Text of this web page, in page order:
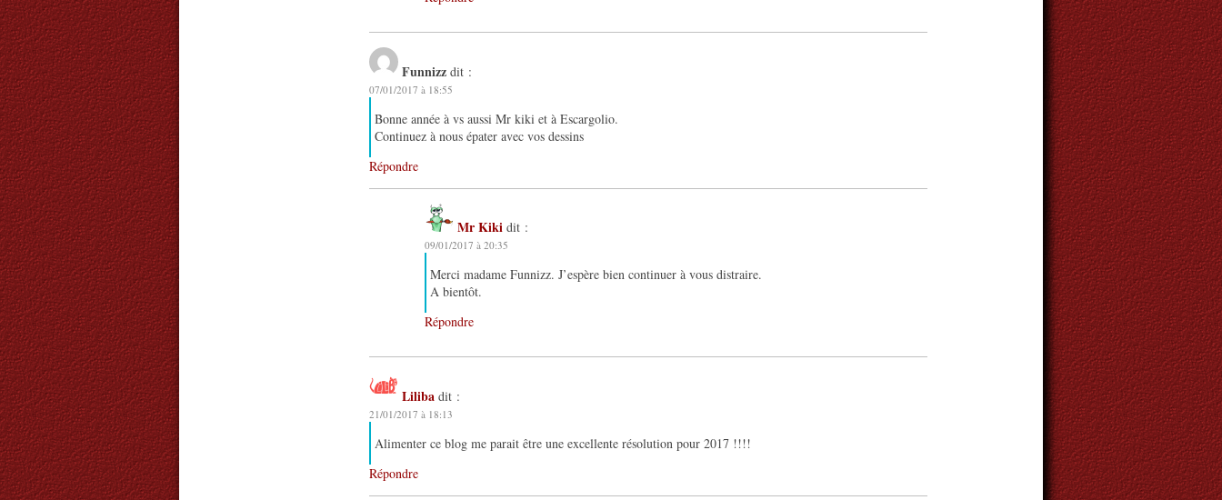
Funnizz dit :
07/01/2017 à 18:55
Bonne année à vs aussi Mr kiki et à Escargolio.
Continuez à nous épater avec vos dessins
Répondre
Mr Kiki dit :
09/01/2017 à 20:35
Merci madame Funnizz. J’espère bien continuer à vous distraire.
A bientôt.
Répondre
Liliba dit :
21/01/2017 à 18:13
Alimenter ce blog me parait être une excellente résolution pour 2017 !!!!
Répondre